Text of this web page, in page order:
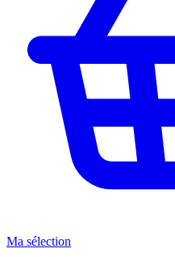
Ma sélection